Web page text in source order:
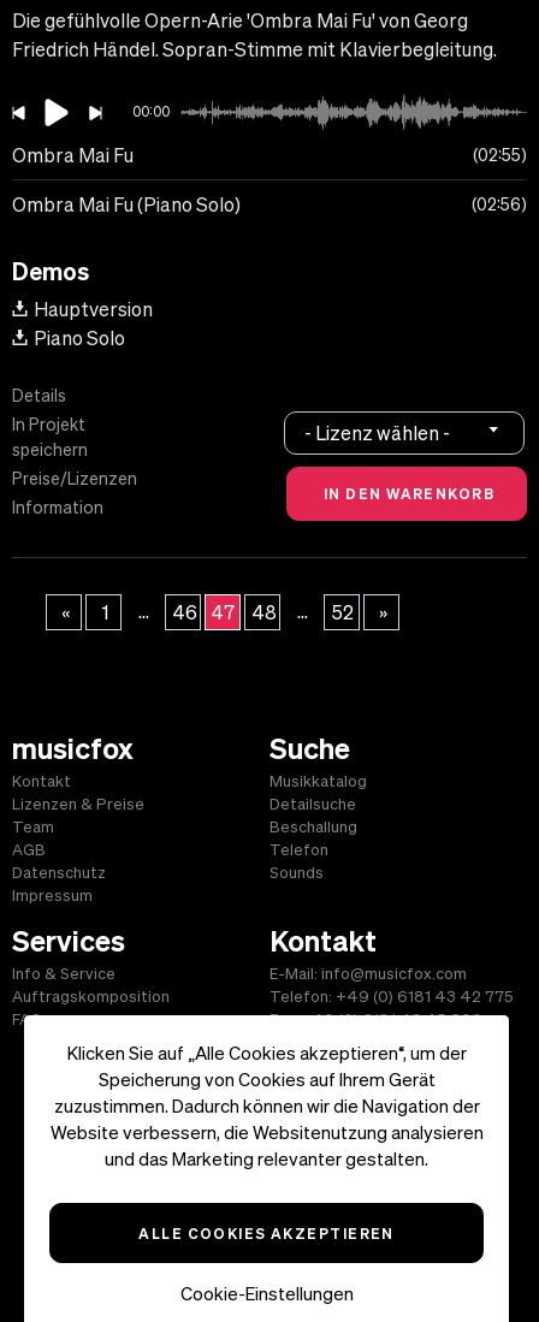
Klicken Sie auf „Alle Cookies akzeptieren“, um der
Speicherung von Cookies auf Ihrem Gerät
zuzustimmen. Dadurch können wir die Navigation der
Website verbessern, die Websitenutzung analysieren
und das Marketing relevanter gestalten.
ALLE COOKIES AKZEPTIEREN
Cookie-Einstellungen
Die gefühlvolle Opern-Arie 'Ombra Mai Fu' von Georg
Friedrich Händel. Sopran-Stimme mit Klavierbegleitung.
00:00
Ombra Mai Fu 02:55
Ombra Mai Fu (Piano Solo) 02:56
Demos
Hauptversion
Piano Solo
Details
In Projekt
speichern
Preise/Lizenzen
Information
- Lizenz wählen -
« 1 ... 46 47 48 ... 52 »
musicfox
Kontakt
Lizenzen & Preise
Team
AGB
Datenschutz
Impressum
Suche
Musikkatalog
Detailsuche
Beschallung
Telefon
Sounds
Services
Info & Service
Auftragskomposition
FAQ
Kontakt
E-Mail: info@musicfox.com
Telefon: +49 (0) 6181 43 42 775
Fax: +49 (0) 6181 43 45 609
Start|Informationen|AGB|Kontakt
Copyright ©2026 musicfox.com - Gemafreie Musik. All Rights